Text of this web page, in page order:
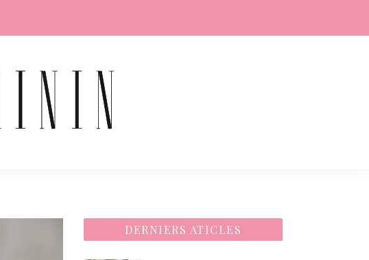
DERNIERS ATICLES